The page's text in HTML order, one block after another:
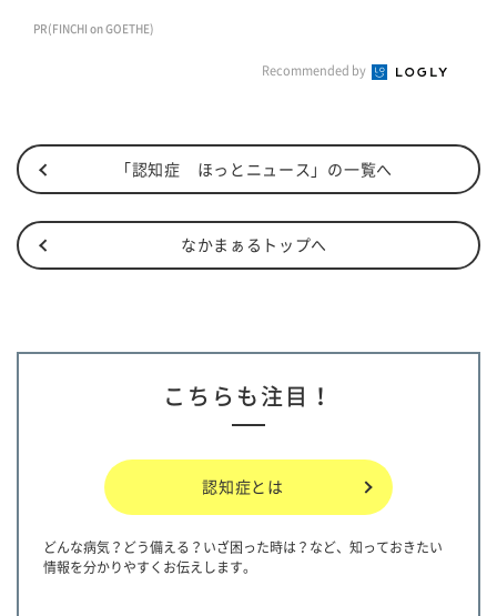
PR(FINCHI on GOETHE)
Recommended by
「認知症 ほっとニュース」の一覧へ
なかまぁるトップへ
こちらも注目！
認知症とは
どんな病気？どう備える？いざ困った時は？など、知っておきたい
情報を分かりやすくお伝えします。